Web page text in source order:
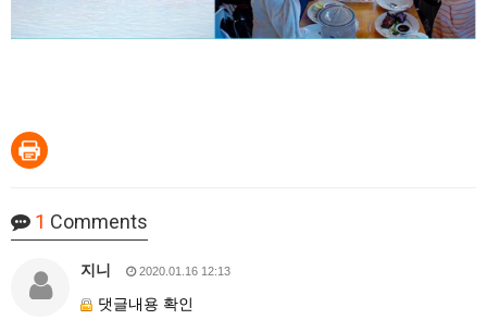
1 Comments
지니 2020.01.16 12:13
댓글내용 확인